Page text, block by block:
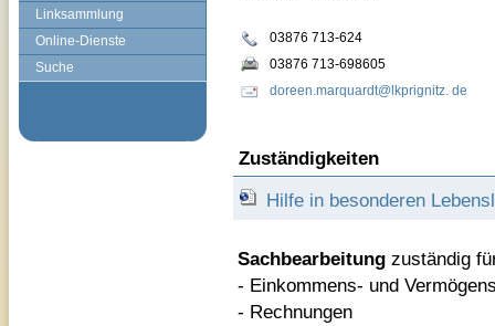
Linksammlung
Online-Dienste
Suche
03876 713-624
03876 713-698605
doreen.marquardt@lkprignitz. de
Zuständigkeiten
Hilfe in besonderen
Sachbearbeitung zuständig
- Einkommens- und
- Rechnungen